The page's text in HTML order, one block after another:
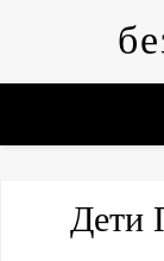
Дети